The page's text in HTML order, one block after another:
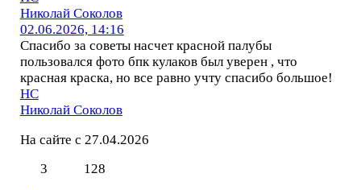
Николай Соколов
02.06.2026, 14:16
Спасибо за советы насчет красной палубы
пользовался фото бпк кулаков был уверен , что
красная краска, но все равно учту спасибо большое!
НС
Николай Соколов
На сайте с 27.04.2026
3
128